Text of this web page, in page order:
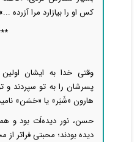
کس او را بیازارد مرا آزرده ...»
وقتی خدا به ایشان اولین
پسرشان را به تو سپردند و
هارون «شَبَر» یا «حَسَن»
حسن، نور دیده‌اَت بود و
دیده بودند؛ محبتی فراتر